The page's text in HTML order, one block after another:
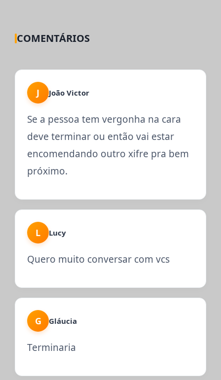
COMENTÁRIOS
J João Victor
Se a pessoa tem vergonha na cara
deve terminar ou então vai estar
encomendando outro xifre pra bem
próximo.
L Lucy
Quero muito conversar com vcs
G Gláucia
Terminaria